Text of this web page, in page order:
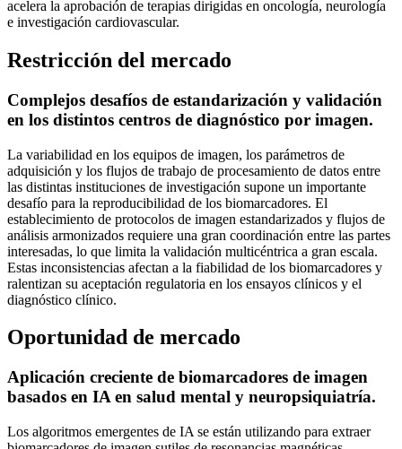
acelera la aprobación de terapias dirigidas en oncología, neurología
e investigación cardiovascular.
Restricción del mercado
Complejos desafíos de estandarización y validación
en los distintos centros de diagnóstico por imagen.
La variabilidad en los equipos de imagen, los parámetros de
adquisición y los flujos de trabajo de procesamiento de datos entre
las distintas instituciones de investigación supone un importante
desafío para la reproducibilidad de los biomarcadores. El
establecimiento de protocolos de imagen estandarizados y flujos de
análisis armonizados requiere una gran coordinación entre las partes
interesadas, lo que limita la validación multicéntrica a gran escala.
Estas inconsistencias afectan a la fiabilidad de los biomarcadores y
ralentizan su aceptación regulatoria en los ensayos clínicos y el
diagnóstico clínico.
Oportunidad de mercado
Aplicación creciente de biomarcadores de imagen
basados ​​en IA en salud mental y neuropsiquiatría.
Los algoritmos emergentes de IA se están utilizando para extraer